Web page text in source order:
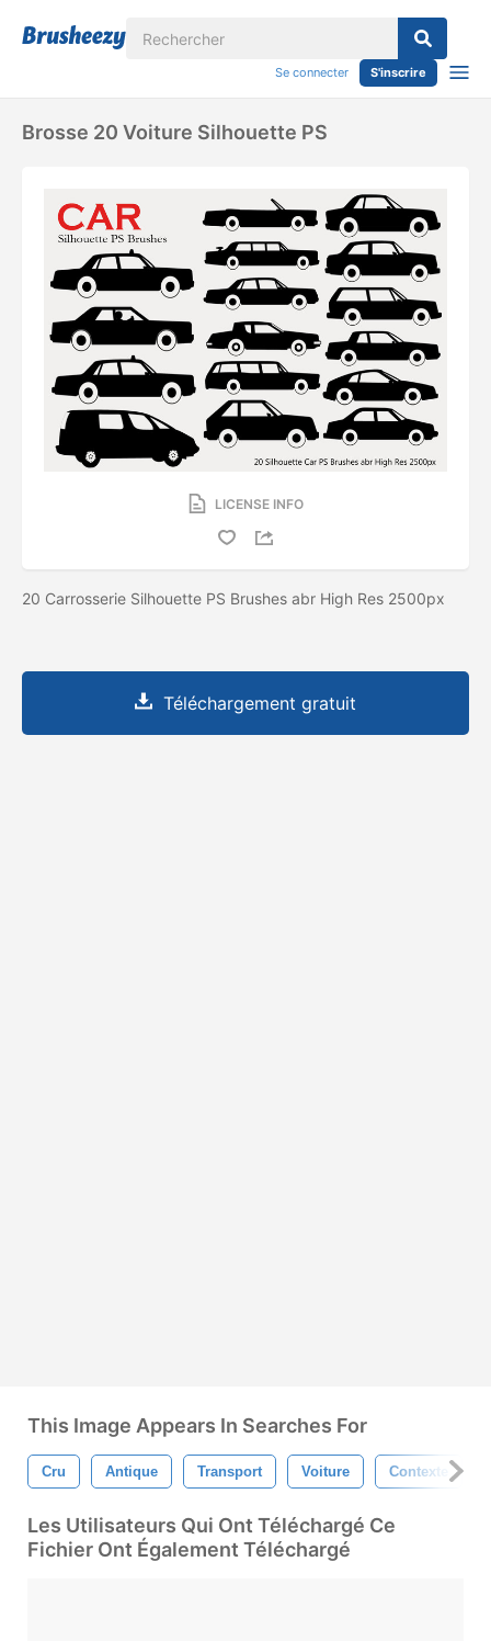
Se connecter S'inscrire
Brosse 20 Voiture Silhouette PS
LICENSE INFO
20 Carrosserie Silhouette PS Brushes abr High Res 2500px
Téléchargement gratuit
This Image Appears In Searches For
Cru Antique Transport Voiture Contexte
Les Utilisateurs Qui Ont Téléchargé Ce
Fichier Ont Également Téléchargé